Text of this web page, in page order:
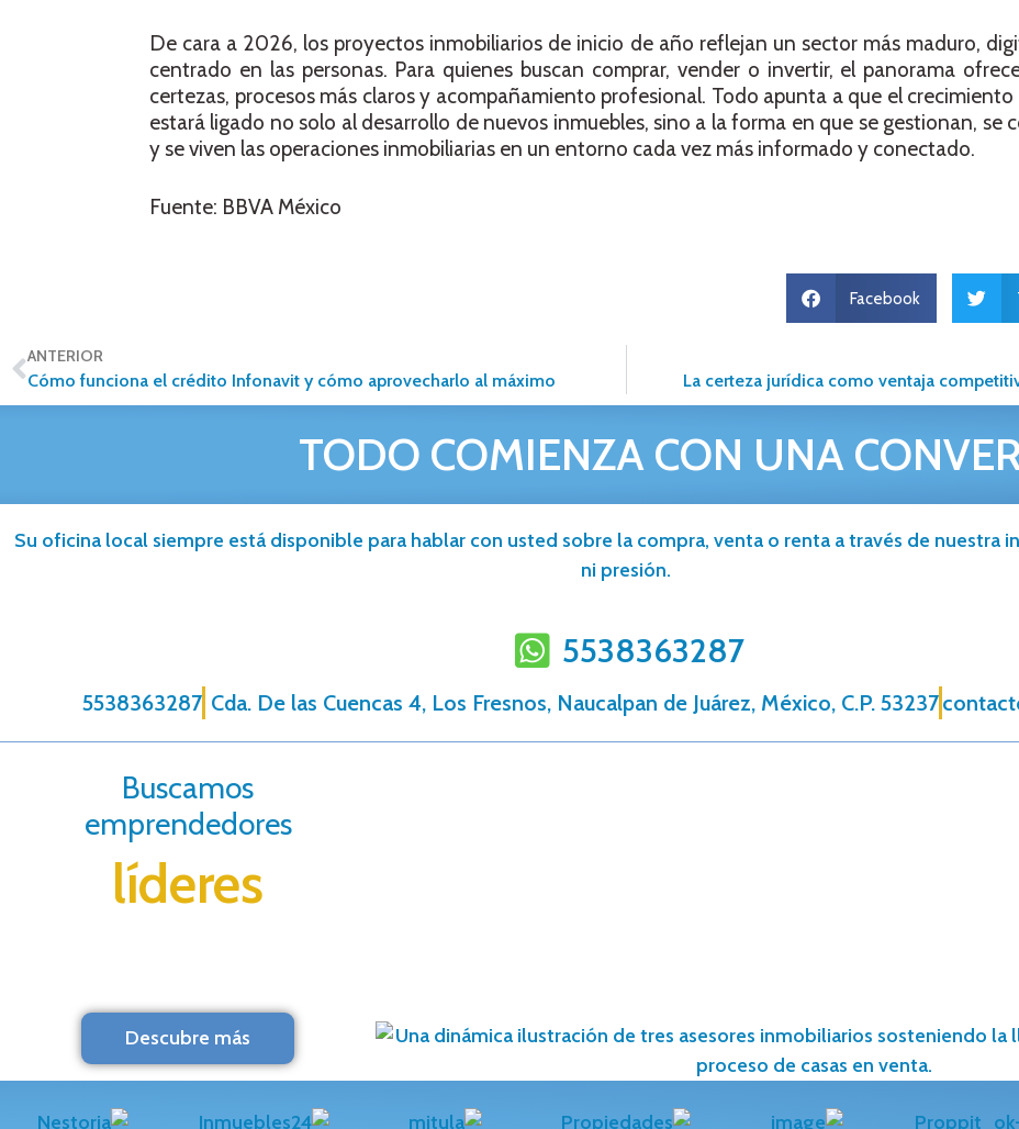
De cara a 2026, los proyectos inmobiliarios de inicio de año reflejan un sector más maduro,
centrado en las personas. Para quienes buscan comprar, vender o invertir, el panorama
certezas, procesos más claros y acompañamiento profesional. Todo apunta a que el
estará ligado no solo al desarrollo de nuevos inmuebles, sino a la forma en que se gestionan, se
y se viven las operaciones inmobiliarias en un entorno cada vez más informado y conectado.
Fuente: BBVA México
Facebook
ANTERIOR
Cómo funciona el crédito Infonavit y cómo aprovecharlo al máximo La certeza jurídica como ventaja
TODO COMIENZA CON UNA
Su oficina local siempre está disponible para hablar con usted sobre la compra, venta o renta a través de nuestra
ni presión.
5538363287
5538363287 Cda. De las Cuencas 4, Los Fresnos, Naucalpan de Juárez, México, C.P. 53237
Buscamos
emprendedores
líderes
Descubre más